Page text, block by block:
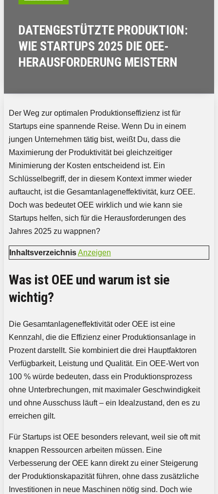
DATENGESTÜTZTE PRODUKTION:
WIE STARTUPS 2025 DIE OEE-
HERAUSFORDERUNG MEISTERN
Der Weg zur optimalen Produktionseffizienz ist für
Startups eine spannende Reise. Wenn Du in einem
jungen Unternehmen tätig bist, weißt Du, dass die
Maximierung der Produktivität bei gleichzeitiger
Minimierung der Kosten entscheidend ist. Ein
Schlüsselbegriff, der in diesem Kontext immer wieder
auftaucht, ist die Gesamtanlageneffektivität, kurz OEE.
Doch was bedeutet OEE wirklich und wie kann sie
Startups helfen, sich für die Herausforderungen des
Jahres 2025 zu wappnen?
InhaltsverzeichnisAnzeigen
Was ist OEE und warum ist sie
wichtig?
Die Gesamtanlageneffektivität oder OEE ist eine
Kennzahl, die die Effizienz einer Produktionsanlage in
Prozent darstellt. Sie kombiniert die drei Hauptfaktoren
Verfügbarkeit, Leistung und Qualität. Ein OEE-Wert von
100 % würde bedeuten, dass ein Produktionsprozess
ohne Unterbrechungen, mit maximaler Geschwindigkeit
und ohne Ausschuss läuft – ein Idealzustand, den es zu
erreichen gilt.
Für Startups ist OEE besonders relevant, weil sie oft mit
knappen Ressourcen arbeiten müssen. Eine
Verbesserung der OEE kann direkt zu einer Steigerung
der Produktionskapazität führen, ohne dass zusätzliche
Investitionen in neue Maschinen nötig sind. Doch wie